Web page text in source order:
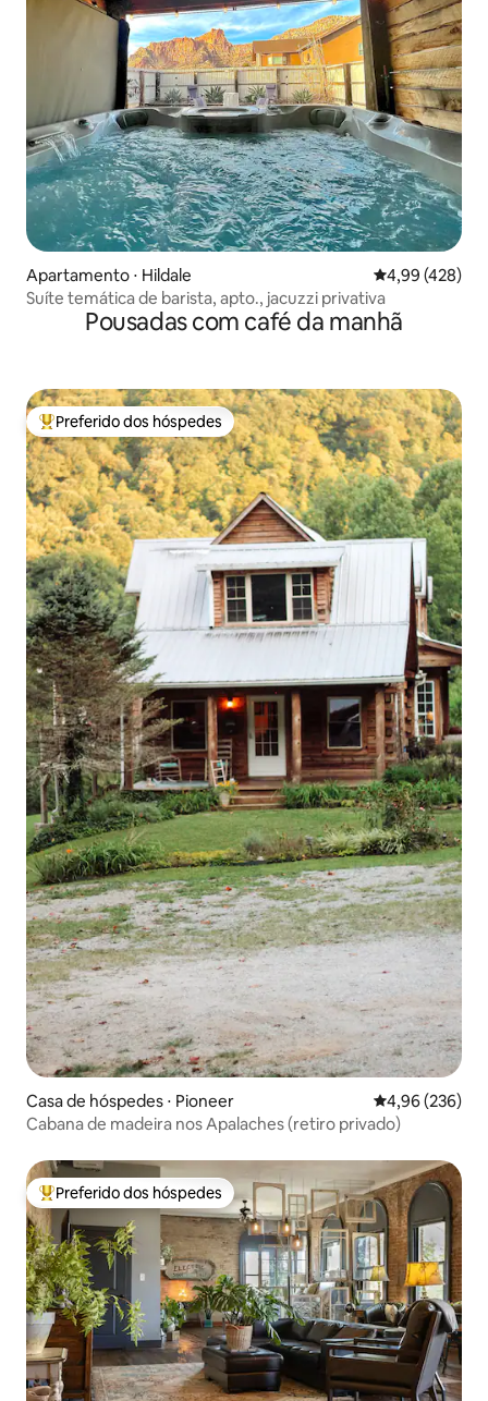
Apartamento ⋅ Hildale 4,99 de uma
4,99 (428)
Suíte temática de barista, apto., jacuzzi privativa
Pousadas com café da manhã
Entre os melhores preferidos dos hóspedes
Preferido dos hóspedes
Casa de hóspedes ⋅ Pioneer 4,96 de uma
4,96 (236)
Cabana de madeira nos Apalaches (retiro privado)
Entre os melhores preferidos dos hóspedes
Preferido dos hóspedes